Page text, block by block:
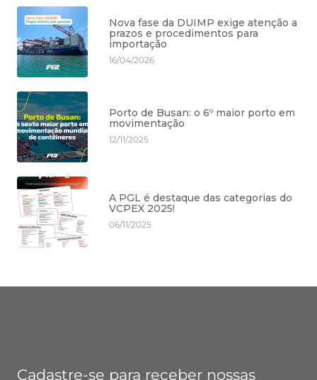
Nova fase da DUIMP exige atenção a
prazos e procedimentos para
importação
16/04/2026
Porto de Busan: o 6º maior porto em
movimentação
12/11/2025
A PGL é destaque das categorias do
VCPEX 2025!
06/11/2025
Cadastre-se para receber nossas